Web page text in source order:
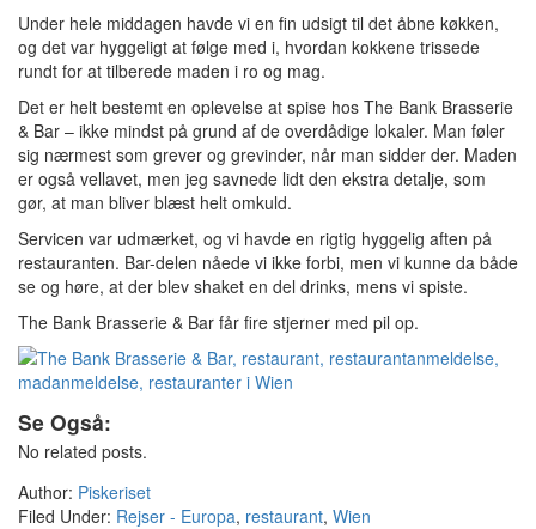
Under hele middagen havde vi en fin udsigt til det åbne køkken,
og det var hyggeligt at følge med i, hvordan kokkene trissede
rundt for at tilberede maden i ro og mag.
Det er helt bestemt en oplevelse at spise hos The Bank Brasserie
& Bar – ikke mindst på grund af de overdådige lokaler. Man føler
sig nærmest som grever og grevinder, når man sidder der. Maden
er også vellavet, men jeg savnede lidt den ekstra detalje, som
gør, at man bliver blæst helt omkuld.
Servicen var udmærket, og vi havde en rigtig hyggelig aften på
restauranten. Bar-delen nåede vi ikke forbi, men vi kunne da både
se og høre, at der blev shaket en del drinks, mens vi spiste.
The Bank Brasserie & Bar får fire stjerner med pil op.
Se Også:
No related posts.
Author: Piskeriset
Filed Under: Rejser - Europa, restaurant, Wien